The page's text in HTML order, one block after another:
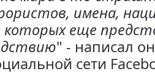
имена,
которых еще
" - написал
сети